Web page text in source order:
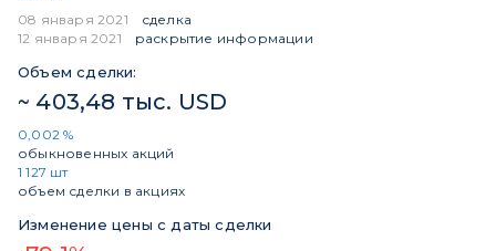
08 января 2021
сделка
12 января 2021
раскрытие информации
Объем сделки:
~ 403,48 тыс. USD
0,002 %
обыкновенных акций
1 127 шт
объем сделки в акциях
Изменение цены с даты сделки